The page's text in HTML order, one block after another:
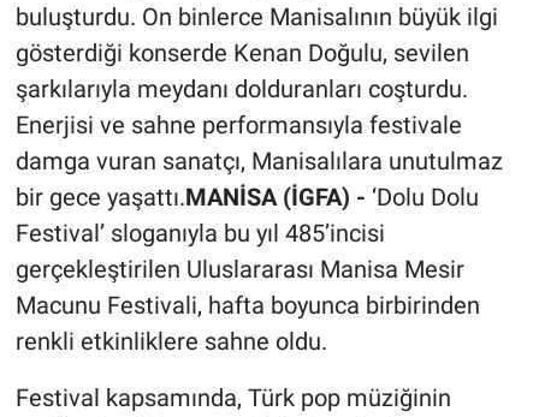
buluşturdu. On binlerce Manisalının büyük ilgi
gösterdiği konserde Kenan Doğulu, sevilen
şarkılarıyla meydanı dolduranları coşturdu.
Enerjisi ve sahne performansıyla festivale
damga vuran sanatçı, Manisalılara unutulmaz
bir gece yaşattı.MANİSA (İGFA) - ‘Dolu Dolu
Festival’ sloganıyla bu yıl 485’incisi
gerçekleştirilen Uluslararası Manisa Mesir
Macunu Festivali, hafta boyunca birbirinden
renkli etkinliklere sahne oldu.
Festival kapsamında, Türk pop müziğinin